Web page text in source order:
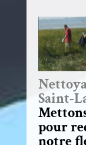
Saint-
pour
notre